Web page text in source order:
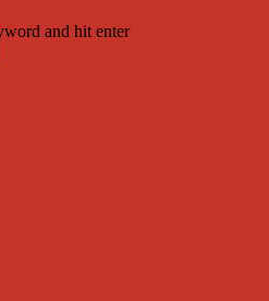
and hit enter